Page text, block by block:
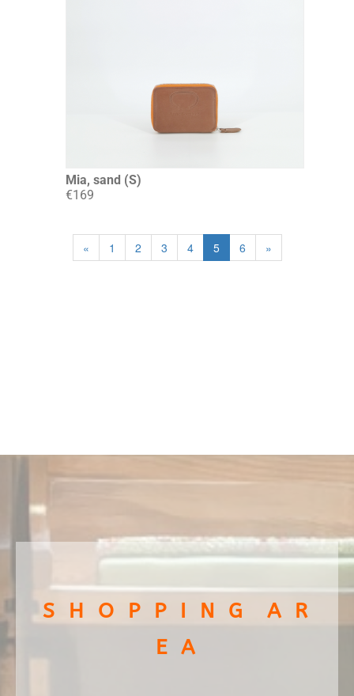
Mia, sand (S)
€169
« 1 2 3 4 5 6 »
S H O P P I N G A R
E A